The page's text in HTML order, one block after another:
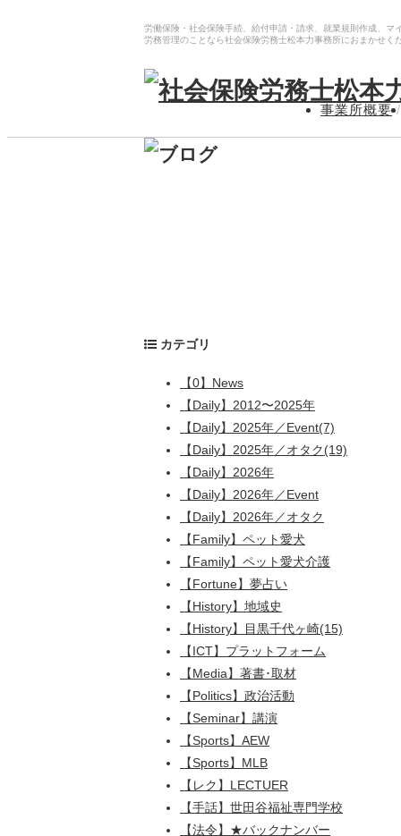
労働保険・社会保険手続、給付申請・請求、就業規則作成、マ
労務管理のことなら社会保険労務士松本力事務所におまかせく
事業所概要 /
カテゴリ
【0】News
【Daily】2012〜2025年
【Daily】2025年／Event(7)
【Daily】2025年／オタク(19)
【Daily】2026年
【Daily】2026年／Event
【Daily】2026年／オタク
【Family】ペット愛犬
【Family】ペット愛犬介護
【Fortune】夢占い
【History】地域史
【History】目黒千代ヶ崎(15)
【ICT】プラットフォーム
【Media】著書･取材
【Politics】政治活動
【Seminar】講演
【Sports】AEW
【Sports】MLB
【レク】LECTUER
【手話】世田谷福祉専門学校
【法令】★バックナンバー